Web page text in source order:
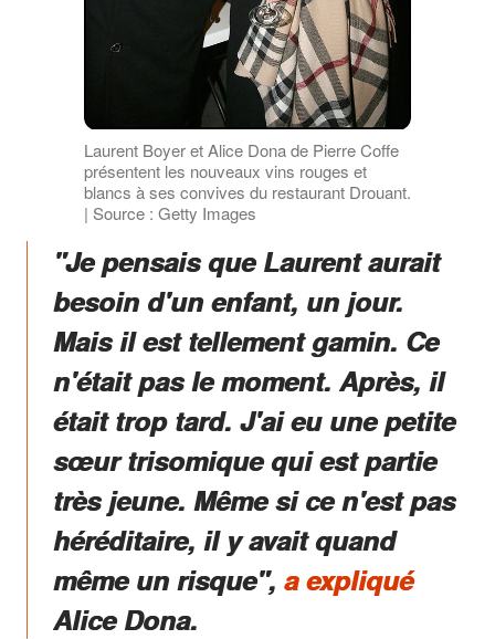
Laurent Boyer et Alice Dona de Pierre Coffe
présentent les nouveaux vins rouges et
blancs à ses convives du restaurant Drouant.
| Source : Getty Images
"Je pensais que Laurent aurait
besoin d'un enfant, un jour.
Mais il est tellement gamin. Ce
n'était pas le moment. Après, il
était trop tard. J'ai eu une petite
sœur trisomique qui est partie
très jeune. Même si ce n'est pas
héréditaire, il y avait quand
même un risque", a expliqué
Alice Dona.